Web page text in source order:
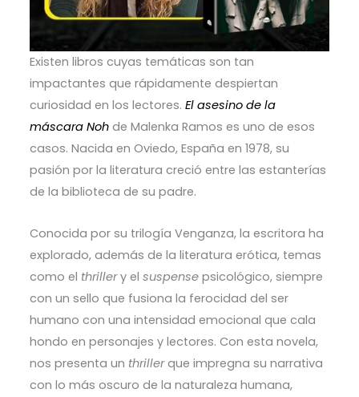
Existen libros cuyas temáticas son tan
impactantes que rápidamente despiertan
curiosidad en los lectores. El asesino de la
máscara Nohde Malenka Ramos es uno de esos
casos. Nacida en Oviedo, España en 1978, su
pasión por la literatura creció entre las estanterías
de la biblioteca de su padre.
Conocida por su trilogía Venganza, la escritora ha
explorado, además de la literatura erótica, temas
como el thrillery el suspensepsicológico, siempre
con un sello que fusiona la ferocidad del ser
humano con una intensidad emocional que cala
hondo en personajes y lectores. Con esta novela,
nos presenta un thrillerque impregna su narrativa
con lo más oscuro de la naturaleza humana,